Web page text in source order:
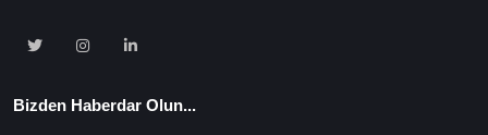
Bizden Haberdar Olun...